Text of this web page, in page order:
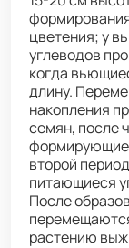
цветения; у
углеводов
когда
длину.
накопления
семян, после
второй
питающиеся
После
растению